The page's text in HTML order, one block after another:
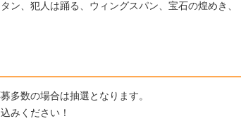
ン、犯人は踊る、ウィングスパン、宝石の煌めき、
多数の場合は抽選となります。
みください！